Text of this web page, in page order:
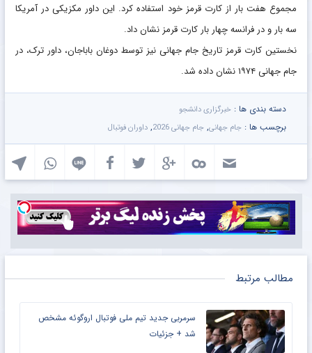
مجموع هفت بار از کارت قرمز خود استفاده کرد. این داور مکزیکی در آمریکا
سه بار و در فرانسه چهار بار کارت قرمز نشان داد.
نخستین کارت قرمز تاریخ جام جهانی نیز توسط دوغان باباجان، داور ترک، در
جام جهانی ۱۹۷۴ نشان داده شد.
دسته بندی ها : خبرگزاری دانشجو
برچسب ها : جام جهانی, جام جهانی 2026 , داوران فوتبال
مطالب مرتبط
سرمربی جدید تیم ملی فوتبال اروگوئه مشخص
شد + جزئیات